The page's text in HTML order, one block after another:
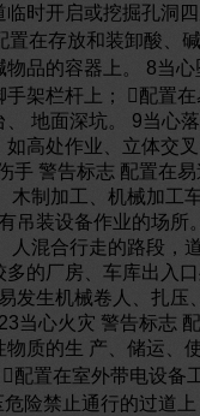
时开启或挖掘孔洞
置在存放和装卸酸、
物品的容器上。 8当
手架栏杆上； 配置
地面深坑。 9当心
高处作业、立体交
手 警告标志 配置在
木制加工、机械加工
吊装设备作业的场所
人混合行走的路段，
的厂房、车库出入
发生机械卷人、扎压
当心火灾 警告标志
质的生 产、储运、
配置在室外带电设备
险禁止通行的过道